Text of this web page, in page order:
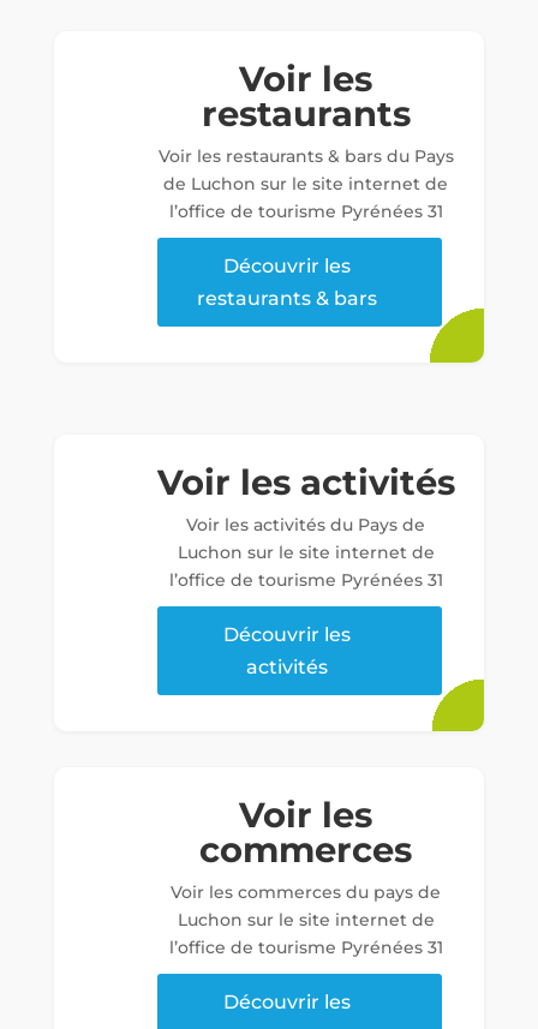
Voir les
restaurants
Voir les restaurants & bars du Pays
de Luchon sur le site internet de
l’office de tourisme Pyrénées 31
Découvrir les
restaurants & bars
Voir les activités
Voir les activités du Pays de
Luchon sur le site internet de
l’office de tourisme Pyrénées 31
Découvrir les
activités
Voir les
commerces
Voir les commerces du pays de
Luchon sur le site internet de
l’office de tourisme Pyrénées 31
Découvrir les